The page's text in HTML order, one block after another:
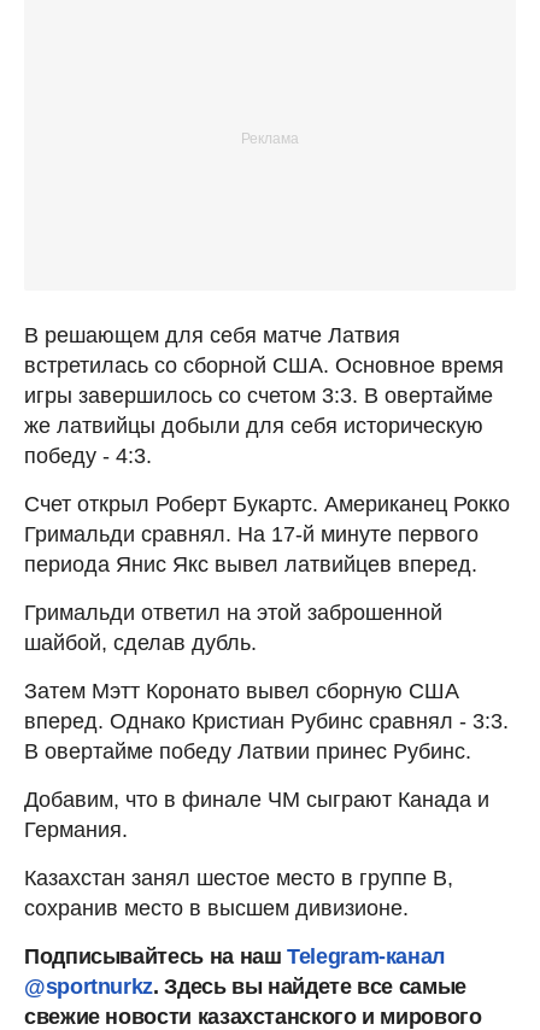
В решающем для себя матче Латвия
встретилась со сборной США. Основное время
игры завершилось со счетом 3:3. В овертайме
же латвийцы добыли для себя историческую
победу - 4:3.
Счет открыл Роберт Букартс. Американец Рокко
Гримальди сравнял. На 17-й минуте первого
периода Янис Якс вывел латвийцев вперед.
Гримальди ответил на этой заброшенной
шайбой, сделав дубль.
Затем Мэтт Коронато вывел сборную США
вперед. Однако Кристиан Рубинс сравнял - 3:3.
В овертайме победу Латвии принес Рубинс.
Добавим, что в финале ЧМ сыграют Канада и
Германия.
Казахстан занял шестое место в группе B,
сохранив место в высшем дивизионе.
Подписывайтесь на нашTelegram-канал
@sportnurkz. Здесь вы найдете все самые
свежие новости казахстанского и мирового